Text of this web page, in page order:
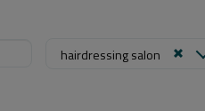
hairdressing salon